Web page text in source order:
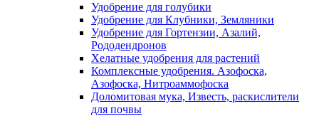
Удобрение для голубики
Удобрение для Клубники, Земляники
Удобрение для Гортензии, Азалий,
Рододендронов
Хелатные удобрения для растений
Комплексные удобрения. Азофоска,
Азофоска, Нитроаммофоска
Доломитовая мука, Известь, раскислители
для почвы